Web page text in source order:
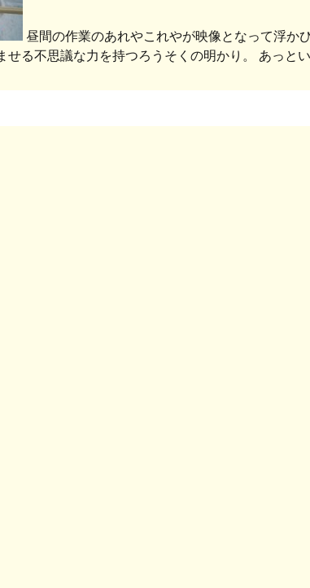
昼間の作業のあれやこれやが映像となって浮か
せる不思議な力を持つろうそくの明かり。 あっとい